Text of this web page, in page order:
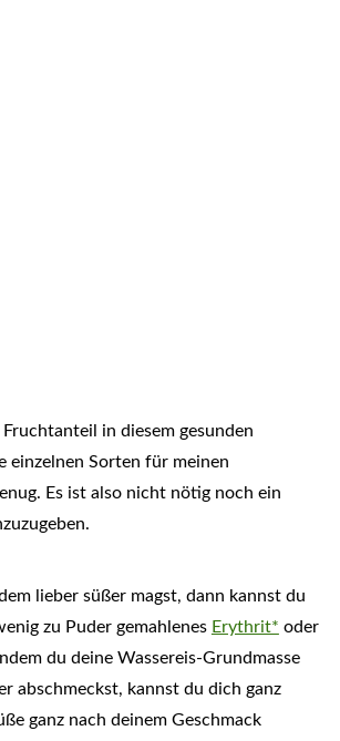
in diesem gesunden
einzelnen Sorten für meinen
Es ist also nicht nötig noch ein
lieber süßer magst, dann kannst du
zu Puder gemahlenes Erythrit* oder
du deine Wassereis-Grundmasse
abschmeckst, kannst du dich ganz
ganz nach deinem Geschmack